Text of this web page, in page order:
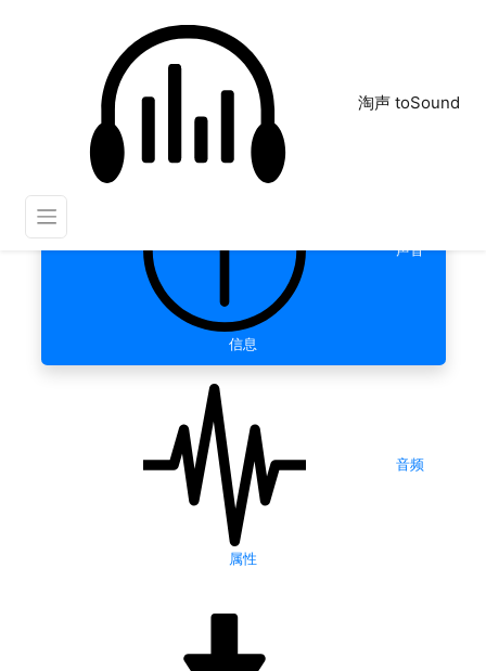
淘声 toSound
声音
信息
音频
属性